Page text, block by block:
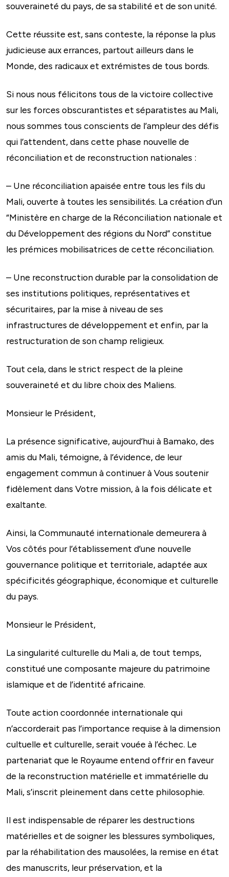
souveraineté du pays, de sa stabilité et de son unité.
Cette réussite est, sans conteste, la réponse la plus
judicieuse aux errances, partout ailleurs dans le
Monde, des radicaux et extrémistes de tous bords.
Si nous nous félicitons tous de la victoire collective
sur les forces obscurantistes et séparatistes au Mali,
nous sommes tous conscients de l’ampleur des défis
qui l’attendent, dans cette phase nouvelle de
réconciliation et de reconstruction nationales :
– Une réconciliation apaisée entre tous les fils du
Mali, ouverte à toutes les sensibilités. La création d’un
“Ministère en charge de la Réconciliation nationale et
du Développement des régions du Nord” constitue
les prémices mobilisatrices de cette réconciliation.
– Une reconstruction durable par la consolidation de
ses institutions politiques, représentatives et
sécuritaires, par la mise à niveau de ses
infrastructures de développement et enfin, par la
restructuration de son champ religieux.
Tout cela, dans le strict respect de la pleine
souveraineté et du libre choix des Maliens.
Monsieur le Président,
La présence significative, aujourd’hui à Bamako, des
amis du Mali, témoigne, à l’évidence, de leur
engagement commun à continuer à Vous soutenir
fidèlement dans Votre mission, à la fois délicate et
exaltante.
Ainsi, la Communauté internationale demeurera à
Vos côtés pour l’établissement d’une nouvelle
gouvernance politique et territoriale, adaptée aux
spécificités géographique, économique et culturelle
du pays.
Monsieur le Président,
La singularité culturelle du Mali a, de tout temps,
constitué une composante majeure du patrimoine
islamique et de l’identité africaine.
Toute action coordonnée internationale qui
n’accorderait pas l’importance requise à la dimension
cultuelle et culturelle, serait vouée à l’échec. Le
partenariat que le Royaume entend offrir en faveur
de la reconstruction matérielle et immatérielle du
Mali, s’inscrit pleinement dans cette philosophie.
Il est indispensable de réparer les destructions
matérielles et de soigner les blessures symboliques,
par la réhabilitation des mausolées, la remise en état
des manuscrits, leur préservation, et la